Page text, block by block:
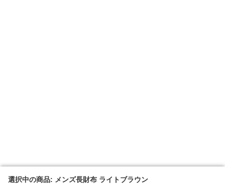
選択中の商品: メンズ長財布 ライトブラウン
選択中の商品: メンズ長財布 ライトブラウン